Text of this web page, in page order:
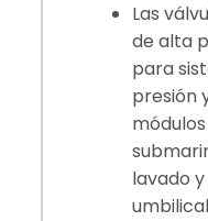
Las
de alta
para
presión
lavado